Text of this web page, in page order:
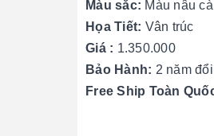
Màu sắc: Màu nâu
Họa Tiết: Vân trúc
Giá : 1.350.000
Bảo Hành: 2 năm
Free Ship Toàn